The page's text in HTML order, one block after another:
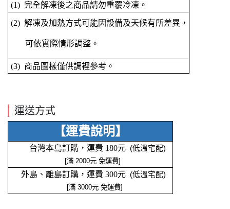
(1) 完全解凍後之商品請勿重覆冷凍。
(2) 解凍及加熱方式可能因設備及天候有所差異，
可依實際情形調整。
(3) 商品圖樣僅供調裡參考。
運送方式
【運費說明】
台灣本島訂購，運費 180元 (低溫宅配)
[滿 2000元 免運費]
外島、離島訂購，運費 300元 (低溫宅配)
[滿 3000元 免運費]